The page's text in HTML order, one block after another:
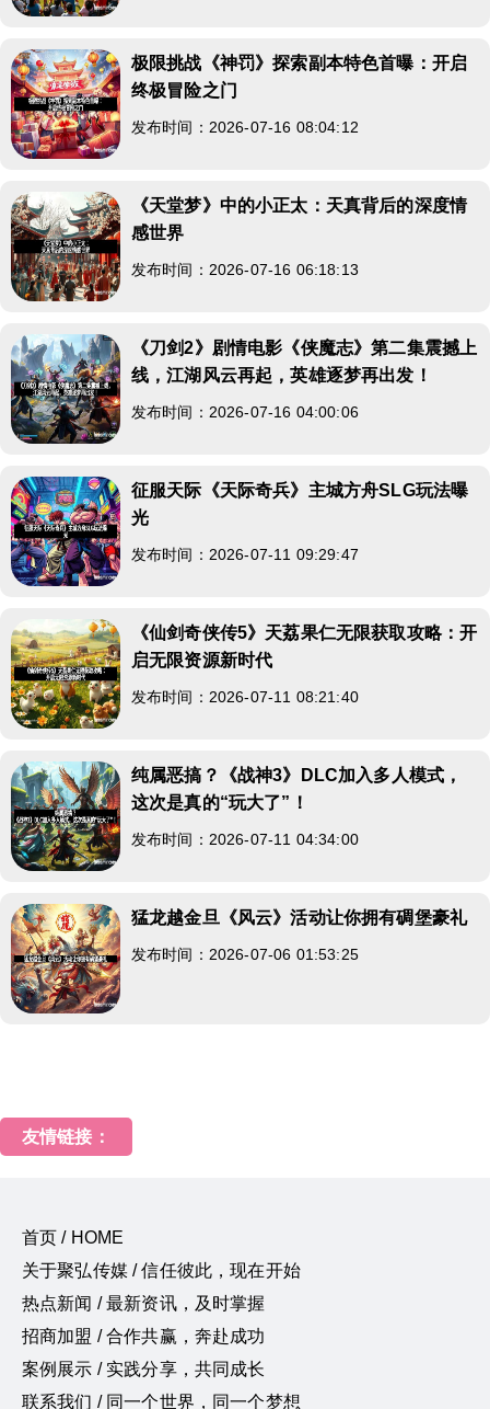
极限挑战《神罚》探索副本特色首曝：开启
终极冒险之门
发布时间：2026-07-16 08:04:12
《天堂梦》中的小正太：天真背后的深度情
感世界
发布时间：2026-07-16 06:18:13
《刀剑2》剧情电影《侠魔志》第二集震撼上
线，江湖风云再起，英雄逐梦再出发！
发布时间：2026-07-16 04:00:06
征服天际《天际奇兵》主城方舟SLG玩法曝
光
发布时间：2026-07-11 09:29:47
《仙剑奇侠传5》天荔果仁无限获取攻略：开
启无限资源新时代
发布时间：2026-07-11 08:21:40
纯属恶搞？《战神3》DLC加入多人模式，
这次是真的“玩大了”！
发布时间：2026-07-11 04:34:00
猛龙越金旦《风云》活动让你拥有碉堡豪礼
发布时间：2026-07-06 01:53:25
友情链接：
首页 / HOME
关于聚弘传媒 / 信任彼此，现在开始
热点新闻 / 最新资讯，及时掌握
招商加盟 / 合作共赢，奔赴成功
案例展示 / 实践分享，共同成长
联系我们 / 同一个世界，同一个梦想